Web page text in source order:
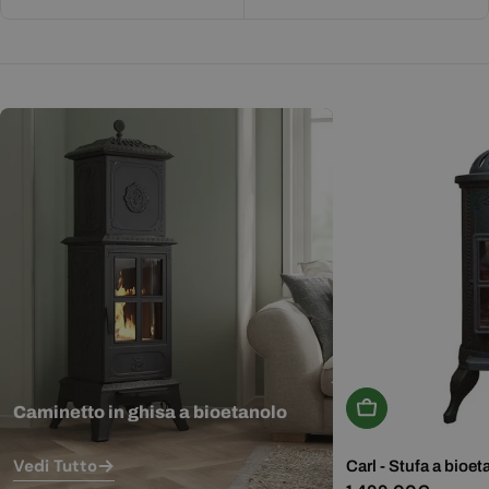
Caminetto in ghisa a bioetanolo
Vedi Tutto
Aggiungi Al
Carl - Stufa a